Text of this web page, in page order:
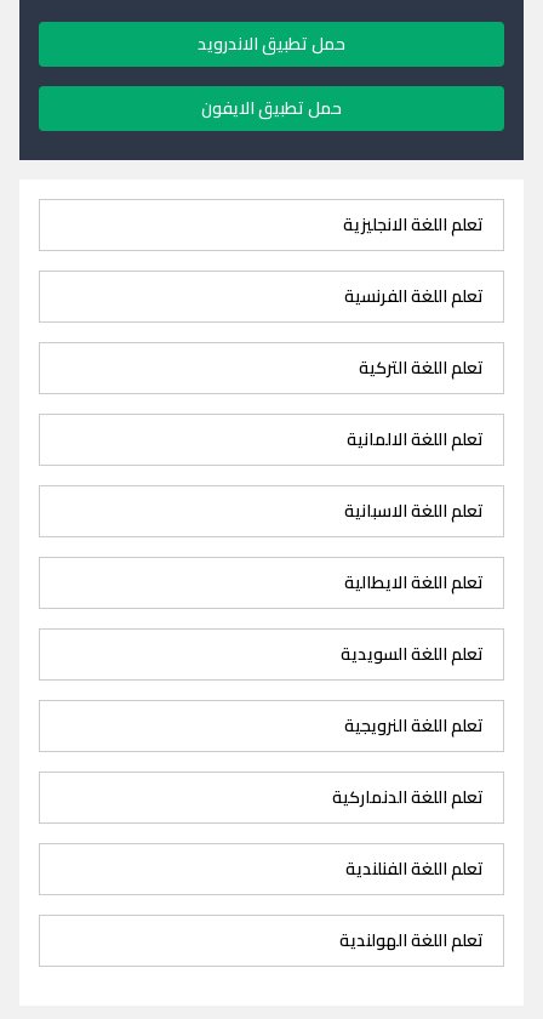
حمل تطبيق الاندرويد
حمل تطبيق الايفون
تعلم اللغة الانجليزية
تعلم اللغة الفرنسية
تعلم اللغة التركية
تعلم اللغة الالمانية
تعلم اللغة الاسبانية
تعلم اللغة الايطالية
تعلم اللغة السويدية
تعلم اللغة النرويجية
تعلم اللغة الدنماركية
تعلم اللغة الفنلندية
تعلم اللغة الهولندية